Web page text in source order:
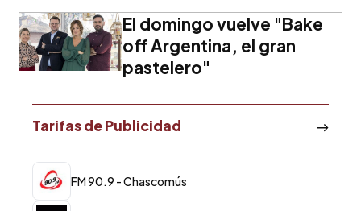
El domingo vuelve "Bake
off Argentina, el gran
pastelero"
Tarifas de Publicidad
FM 90.9 - Chascomús